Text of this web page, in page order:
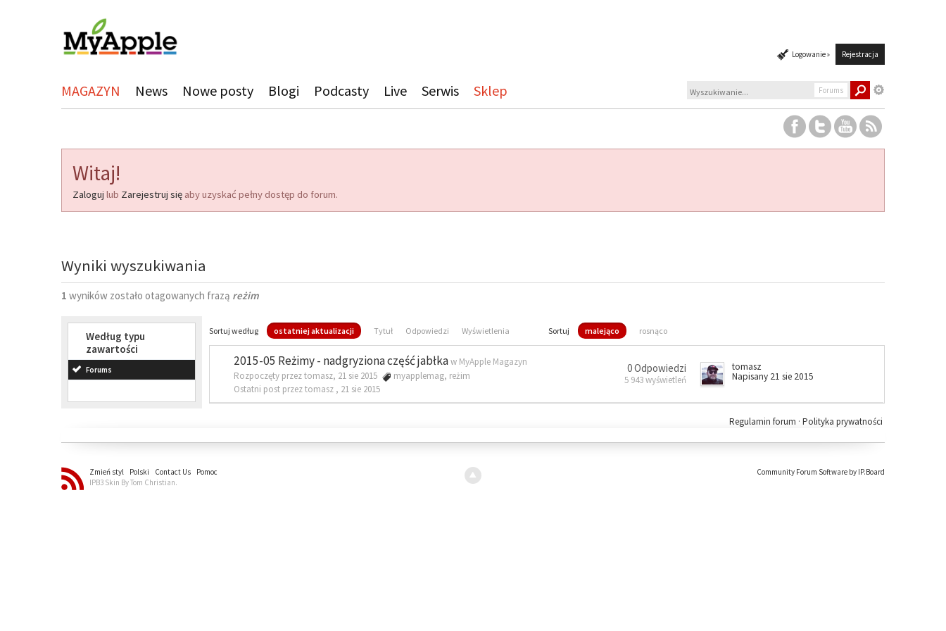
Logowanie » Rejestracja
MAGAZYN News Nowe posty Blogi Podcasty Live Serwis Sklep Forums
Witaj!
Zaloguj lub Zarejestruj się aby uzyskać pełny dostęp do forum.
Wyniki wyszukiwania
1 wyników zostało otagowanych frazą reżim
Według typu
zawartości
Forums
Sortuj według ostatniej aktualizacji Tytuł Odpowiedzi Wyświetlenia Sortuj malejąco rosnąco
2015-05 Reżimy - nadgryziona część jabłkaw MyApple Magazyn
Rozpoczęty przez tomasz, 21 sie 2015
myapplemag, reżim
Ostatni post przez tomasz , 21 sie 2015
0 Odpowiedzi
5 943 wyświetleń
tomasz
Napisany 21 sie 2015
Polityka prywatności
Regulamin forum ·
Zmień styl Polski Contact Us
Pomoc
IPB3 Skin By Tom Christian.
Community Forum Software by IP.Board